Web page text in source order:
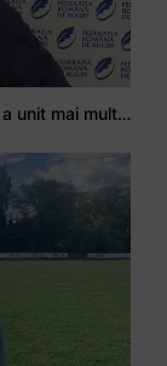
Stejarul Iulian Hartig: A fost un turneu care a unit mai mult echipa